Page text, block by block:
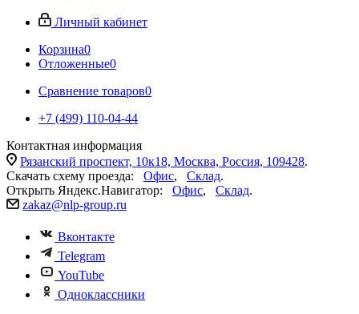
Личный кабинет
Корзина0
Отложенные0
Сравнение товаров0
+7 (499) 110-04-44
Контактная информация
Рязанский проспект, 10к18, Москва, Россия, 109428.
Скачать схему проезда: Офис, Склад.
Открыть Яндекс.Навигатор: Офис, Склад.
zakaz@nlp-group.ru
Вконтакте
Telegram
YouTube
Одноклассники